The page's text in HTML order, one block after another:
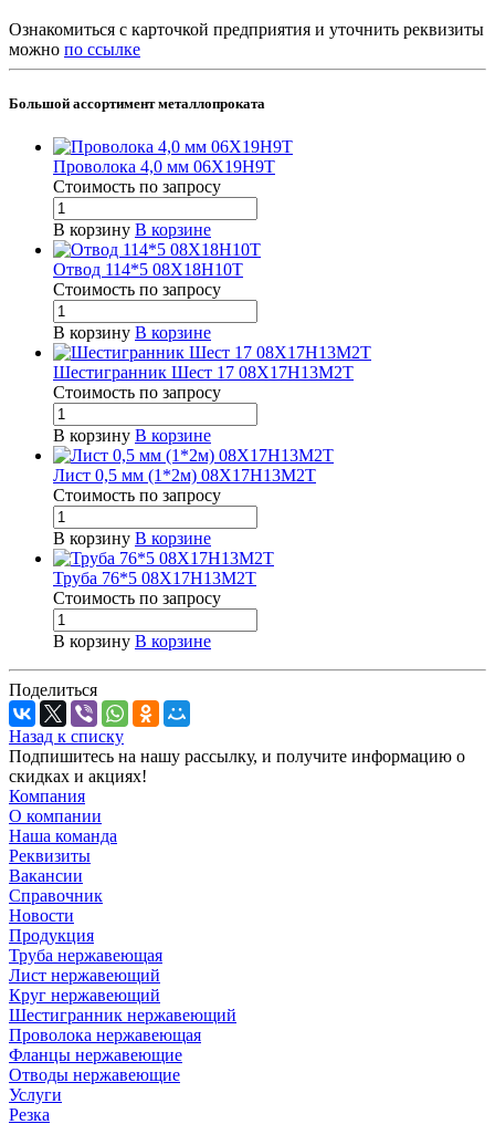
Ознакомиться с карточкой предприятия и уточнить реквизиты
можно по ссылке
Большой ассортимент металлопроката
Проволока 4,0 мм 06Х19Н9Т
Стоимость по запросу
В корзину В корзине
Отвод 114*5 08Х18Н10Т
Стоимость по запросу
В корзину В корзине
Шестигранник Шест 17 08Х17Н13М2Т
Стоимость по запросу
В корзину В корзине
Лист 0,5 мм (1*2м) 08Х17Н13М2Т
Стоимость по запросу
В корзину В корзине
Труба 76*5 08Х17Н13М2Т
Стоимость по запросу
В корзину В корзине
Поделиться
Назад к списку
Подпишитесь на нашу рассылку, и получите информацию о
скидках и акциях!
Компания
О компании
Наша команда
Реквизиты
Вакансии
Справочник
Новости
Продукция
Труба нержавеющая
Лист нержавеющий
Круг нержавеющий
Шестигранник нержавеющий
Проволока нержавеющая
Фланцы нержавеющие
Отводы нержавеющие
Услуги
Резка